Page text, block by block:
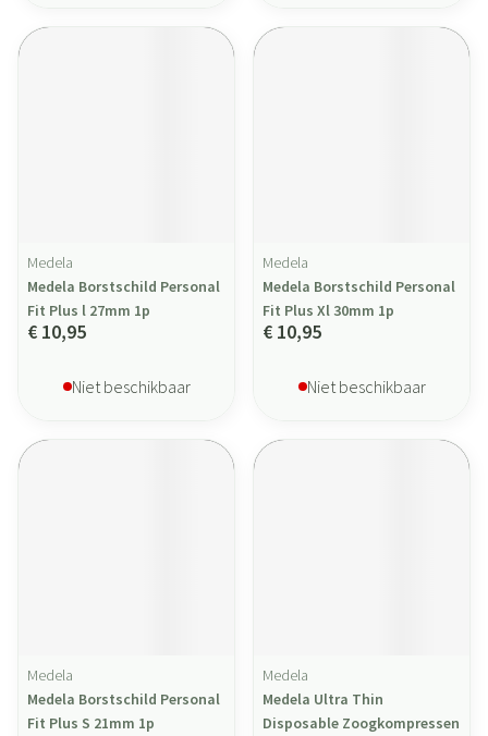
Medela
Medela Borstschild Personal
Fit Plus l 27mm 1p
€ 10,95
Niet beschikbaar
Medela
Medela Borstschild Personal
Fit Plus Xl 30mm 1p
€ 10,95
Niet beschikbaar
Medela
Medela Borstschild Personal
Fit Plus S 21mm 1p
Medela
Medela Ultra Thin
Disposable Zoogkompressen